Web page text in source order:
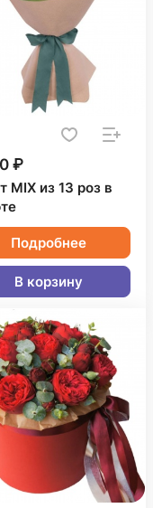
₽
MIX из 13 роз в
Подробнее
В корзину